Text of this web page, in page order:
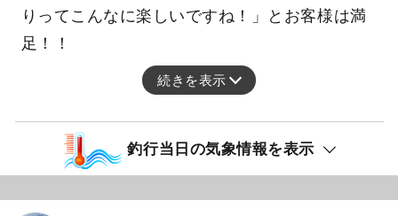
りってこんなに楽しいですね！」とお客様は満
足！！
続きを表示
釣行当日の気象情報を表示